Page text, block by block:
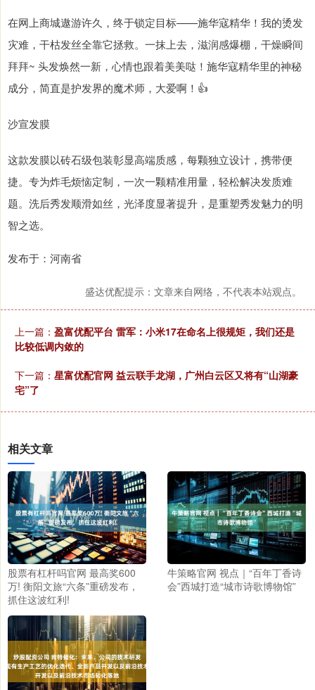
在网上商城遨游许久，终于锁定目标——施华寇精华！我的烫发
灾难，干枯发丝全靠它拯救。一抹上去，滋润感爆棚，干燥瞬间
拜拜~ 头发焕然一新，心情也跟着美美哒！施华寇精华里的神秘
成分，简直是护发界的魔术师，大爱啊！👍
沙宣发膜
这款发膜以砖石级包装彰显高端质感，每颗独立设计，携带便
捷。专为炸毛烦恼定制，一次一颗精准用量，轻松解决发质难
题。洗后秀发顺滑如丝，光泽度显著提升，是重塑秀发魅力的明
智之选。
发布于：河南省
盛达优配提示：文章来自网络，不代表本站观点。
上一篇： 盈富优配平台 雷军：小米17在命名上很规矩，我们还是
比较低调内敛的
下一篇： 星富优配官网 益云联手龙湖，广州白云区又将有“山湖豪
宅”了
相关文章
股票有杠杆吗官网 最高奖600
万! 衡阳文旅“六条”重磅发布，
抓住这波红利!
牛策略官网 视点｜“百年丁香诗
会”西城打造“城市诗歌博物馆”